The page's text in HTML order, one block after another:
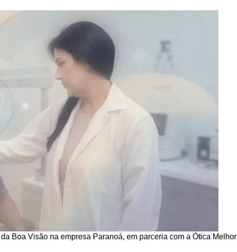
Boa Visão na empresa Paranoá, em parceria com a Ótica Melhor